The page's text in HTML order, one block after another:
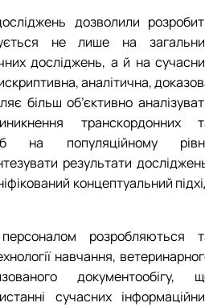
дозволили
не лише на
досліджень, а й на
аналітична,
більш об’єктивно
транскордонних
на популяційному
результати
концептуальний
персоналом розробляються
навчання,
документообігу,
сучасних